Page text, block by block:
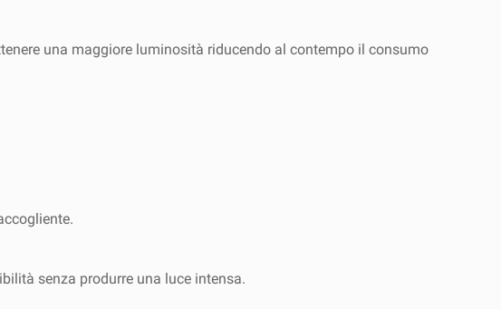
una maggiore luminosità riducendo al contempo il consumo
senza produrre una luce intensa.